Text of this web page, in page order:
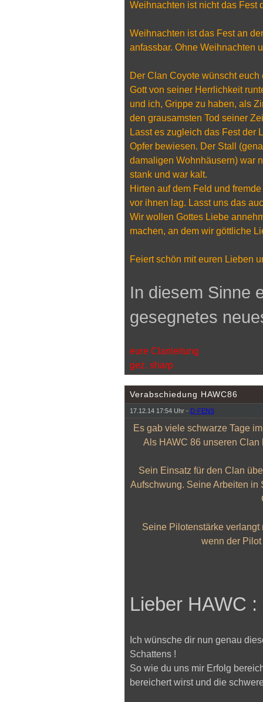
Weihnachten ist nicht das Fest
Weihnachten ist das Fest an
anfassbar. Ohne Weihnachten
Der Clan Coyote wünscht
Gott von seiner Herrlichkeit
und ich, Grippe zu haben, als
den grausamsten Tod seiner
Lasst es zugleich das Fest der
Opfer bewiesen. Der Stall
damaligen Wohnhäusern) war
stank und war kalt.
Hirten auf dem Feld und
vor ihnen lag. Lasst uns das
Wir wollen Gottes Liebe
machen, an dem wir göttliche
Feiert schön mit euren Lieben
In diesem Sinne
gesegnetes
eure Clanleitung
gez. sharp
Verabschiedung HAWC86
17.12.14 17:54 Uhr - D-FENS
Es gab viele schwarze Tage
Als HAWC 86 unseren
Sein Einsatz für den Clan
Aufschwung. Seine Arbeiten in
Seine Pilotenstärke
wenn der
Lieber HAWC :
Ich wünsche dir nun genau
Schattens !
So wie du uns mir Erfolg
bereichert wirst und die